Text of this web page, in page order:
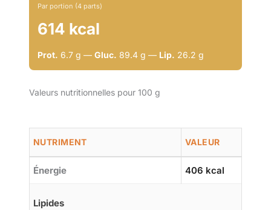
Par portion (4 parts)
614 kcal
Prot. 6.7 g — Gluc. 89.4 g — Lip. 26.2 g
Valeurs nutritionnelles pour 100 g
NUTRIMENT VALEUR
Énergie 406 kcal
Lipides